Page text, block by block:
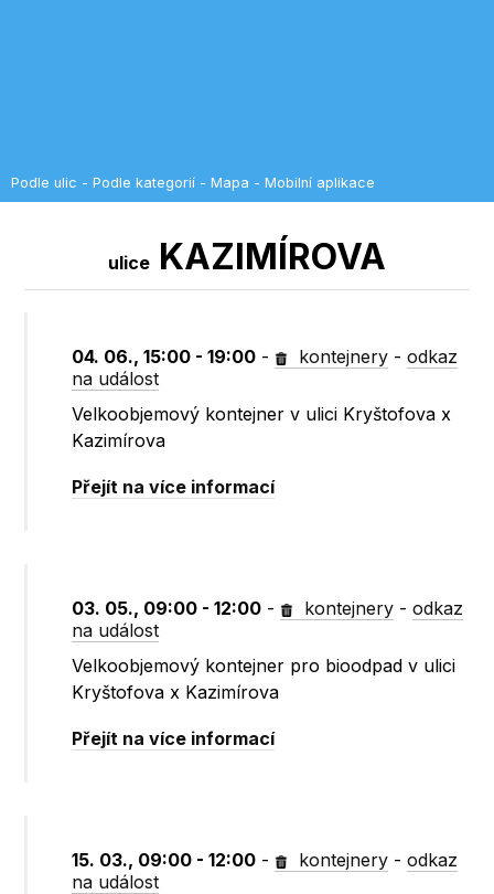
Podle ulic - Podle kategorií - Mapa - Mobilní aplikace
ulice KAZIMÍROVA
04. 06., 15:00 - 19:00 - kontejnery -odkaz
na událost
Velkoobjemový kontejner v ulici Kryštofova x
Kazimírova
Přejít na více informací
03. 05., 09:00 - 12:00 - kontejnery -odkaz
na událost
Velkoobjemový kontejner pro bioodpad v ulici
Kryštofova x Kazimírova
Přejít na více informací
15. 03., 09:00 - 12:00 - kontejnery -odkaz
na událost